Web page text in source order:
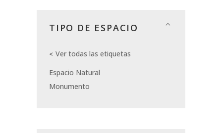
TIPO DE ESPACIO
Ver todas las etiquetas
Espacio Natural
Monumento